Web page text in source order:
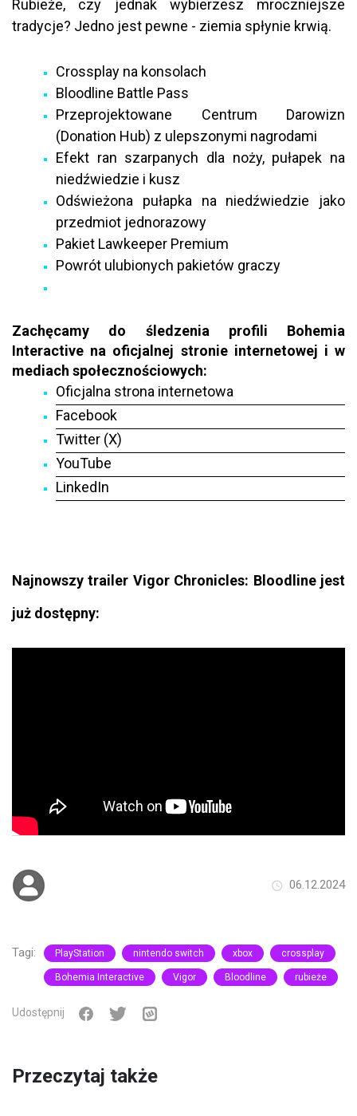
Rubieże, czy jednak wybierzesz mroczniejsze
tradycje? Jedno jest pewne - ziemia spłynie krwią.
Crossplay na konsolach
Bloodline Battle Pass
Przeprojektowane Centrum Darowizn
(Donation Hub) z ulepszonymi nagrodami
Efekt ran szarpanych dla noży, pułapek na
niedźwiedzie i kusz
Odświeżona pułapka na niedźwiedzie jako
przedmiot jednorazowy
Pakiet Lawkeeper Premium
Powrót ulubionych pakietów graczy
Zachęcamy do śledzenia profili Bohemia
Interactive na oficjalnej stronie internetowej i w
mediach społecznościowych:
Oficjalna strona internetowa
Facebook
Twitter (X)
YouTube
LinkedIn
Najnowszy trailer Vigor Chronicles: Bloodline jest
już dostępny:
06.12.2024
Tagi: PlayStation nintendo switch xbox crossplay
Bohemia Interactive Vigor Bloodline rubieże
Udostępnij
Przeczytaj także